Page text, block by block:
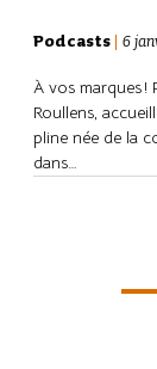
Podcasts 6
À vos marques !
Roul­lens,
pline née de la
dans…